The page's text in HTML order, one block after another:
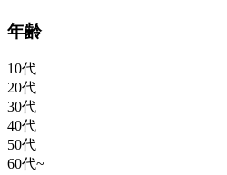
年齢
10代
20代
30代
40代
50代
60代~